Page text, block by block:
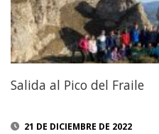
Salida al Pico del Fraile
21 DE DICIEMBRE DE 2022